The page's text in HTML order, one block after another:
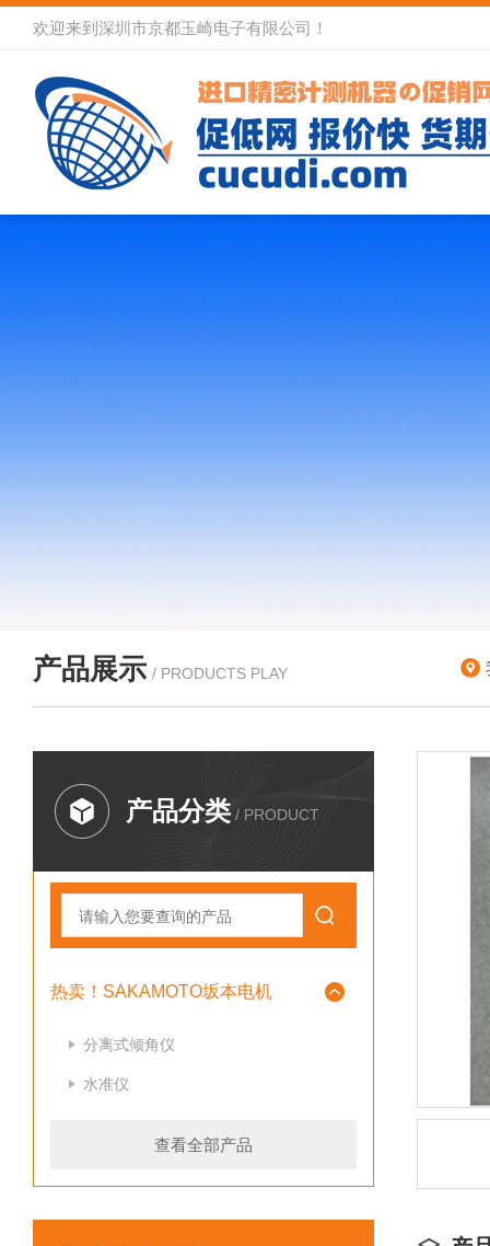
欢迎来到深圳市京都玉崎电子有限公司！
产品展示 / PRODUCTS PLAY
产品分类 / PRODUCT
热卖！SAKAMOTO坂本电机
分离式倾角仪
水准仪
查看全部产品